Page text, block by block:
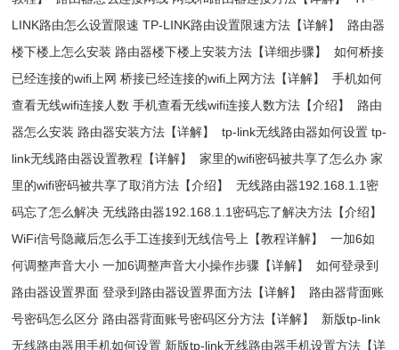
LINK路由怎么设置限速 TP-LINK路由设置限速方法【详解】
路由器
楼下楼上怎么安装 路由器楼下楼上安装方法【详细步骤】
如何桥接
已经连接的wifi上网 桥接已经连接的wifi上网方法【详解】
手机如何
查看无线wifi连接人数 手机查看无线wifi连接人数方法【介绍】
路由
器怎么安装 路由器安装方法【详解】
tp-link无线路由器如何设置 tp-
link无线路由器设置教程【详解】
家里的wifi密码被共享了怎么办 家
里的wifi密码被共享了取消方法【介绍】
无线路由器192.168.1.1密
码忘了怎么解决 无线路由器192.168.1.1密码忘了解决方法【介绍】
WiFi信号隐藏后怎么手工连接到无线信号上【教程详解】
一加6如
何调整声音大小 一加6调整声音大小操作步骤【详解】
如何登录到
路由器设置界面 登录到路由器设置界面方法【详解】
路由器背面账
号密码怎么区分 路由器背面账号密码区分方法【详解】
新版tp-link
无线路由器用手机如何设置 新版tp-link无线路由器手机设置方法【详